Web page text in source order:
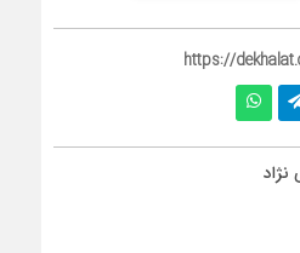
https://
نژاد